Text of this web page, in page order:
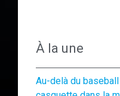
À la une
Au-delà du